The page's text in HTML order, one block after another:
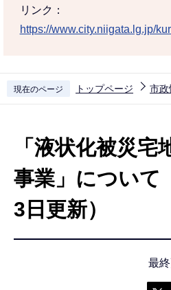
リンク：
https://www.city.niigata.lg.jp/
現在のページ トップページ 市政
「液状化被災宅
事業」について
3日更新）
最